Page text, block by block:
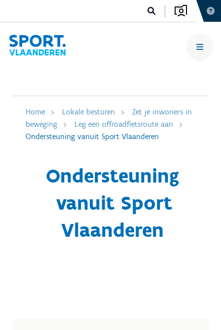
Home Lokale besturen
Zet je inwoners in
beweging
Leg een offroadfietsroute aan
Ondersteuning vanuit Sport Vlaanderen
Ondersteuning
vanuit Sport
Vlaanderen